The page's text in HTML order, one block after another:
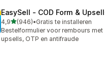
EasySell ‑ COD Form &
4,9van 5 sterren
(946)
946 recensies in totaal
•Gratis te installeren
Bestelformulier voor rembours met
upsells, OTP en antifraude